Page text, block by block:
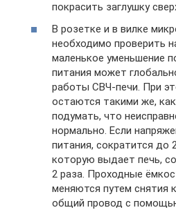
покрасить заглушку
В розетке и в вилке
необходимо проверить
маленькое уменьшение
питания может
работы СВЧ-печи. При
остаются такими же,
подумать, что
нормально. Если
питания, сократится до
которую выдает печь,
2 раза. Проходные
меняются путем снятия
общий провод с